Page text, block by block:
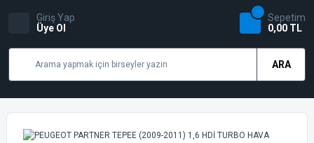
ARA
Giriş Yap
Üye Ol
Sepetim
0,00 TL